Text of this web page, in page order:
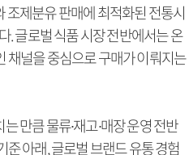
조제분유 판매에 최적화된 전통시
. 글로벌 식품 시장 전반에서는 온
채널을 중심으로 구매가 이뤄지는
만큼 물류∙재고∙매장 운영 전반
아래, 글로벌 브랜드 유통 경험